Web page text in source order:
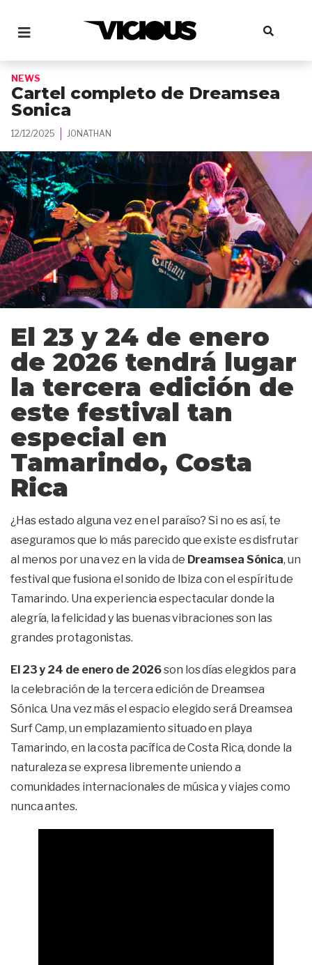
NEWS
Cartel completo de Dreamsea
Sonica
12/12/2025 JONATHAN
El 23 y 24 de enero
de 2026 tendrá lugar
la tercera edición de
este festival tan
especial en
Tamarindo, Costa
Rica
¿Has estado alguna vez en el paraíso? Si no es así, te
aseguramos que lo más parecido que existe es disfrutar
al menos por una vez en la vida de Dreamsea Sónica, un
festival que fusiona el sonido de Ibiza con el espíritu de
Tamarindo. Una experiencia espectacular donde la
alegría, la felicidad y las buenas vibraciones son las
grandes protagonistas.
El 23 y 24 de enero de 2026son los días elegidos para
la celebración de la tercera edición de Dreamsea
Sónica. Una vez más el espacio elegido será Dreamsea
Surf Camp, un emplazamiento situado en playa
Tamarindo, en la costa pacífica de Costa Rica, donde la
naturaleza se expresa libremente uniendo a
comunidades internacionales de música y viajes como
nunca antes.